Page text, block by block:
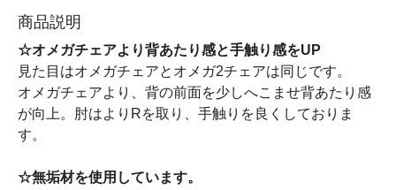
商品説明
☆オメガチェアより背あたり感と手触り感をUP
見た目はオメガチェアとオメガ2チェアは同じです。
オメガチェアより、背の前面を少しへこませ背あたり感
が向上。肘はよりRを取り、手触りを良くしておりま
す。
☆無垢材を使用しています。